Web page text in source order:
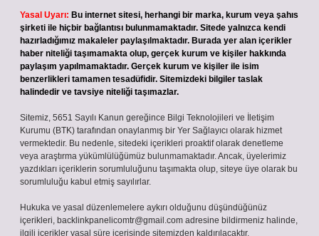
Yasal Uyarı: Bu internet sitesi, herhangi bir marka, kurum veya şahıs
şirketi ile hiçbir bağlantısı bulunmamaktadır. Sitede yalnızca kendi
hazırladığımız makaleler paylaşılmaktadır. Burada yer alan içerikler
haber niteliği taşımamakta olup, gerçek kurum ve kişiler hakkında
paylaşım yapılmamaktadır. Gerçek kurum ve kişiler ile isim
benzerlikleri tamamen tesadüfidir. Sitemizdeki bilgiler taslak
halindedir ve tavsiye niteliği taşımazlar.
Sitemiz, 5651 Sayılı Kanun gereğince Bilgi Teknolojileri ve İletişim
Kurumu (BTK) tarafından onaylanmış bir Yer Sağlayıcı olarak hizmet
vermektedir. Bu nedenle, sitedeki içerikleri proaktif olarak denetleme
veya araştırma yükümlülüğümüz bulunmamaktadır. Ancak, üyelerimiz
yazdıkları içeriklerin sorumluluğunu taşımakta olup, siteye üye olarak bu
sorumluluğu kabul etmiş sayılırlar.
Hukuka ve yasal düzenlemelere aykırı olduğunu düşündüğünüz
içerikleri, backlinkpanelicomtr@gmail.com adresine bildirmeniz halinde,
ilgili içerikler yasal süre içerisinde sitemizden kaldırılacaktır.